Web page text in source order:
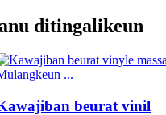
ditingalikeun
beurat vinil